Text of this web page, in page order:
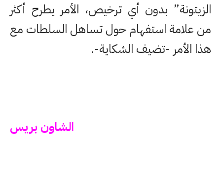
الزيتونة” بدون أي ترخيص، الأمر يطرح أكثر
من علامة استفهام حول تساهل السلطات مع
هذا الأمر -تضيف الشكاية-.
الشاون بريس